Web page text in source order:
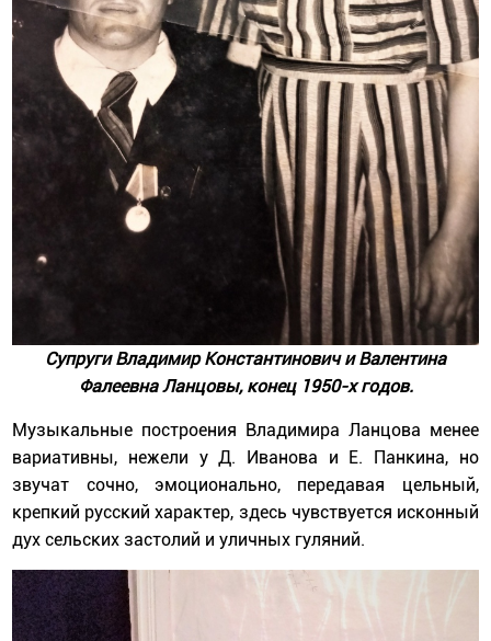
Супруги Владимир Константинович и Валентина
Фалеевна Ланцовы, конец 1950-х годов.
Музыкальные построения Владимира Ланцова менее
вариативны, нежели у Д. Иванова и Е. Панкина, но
звучат сочно, эмоционально, передавая цельный,
крепкий русский характер, здесь чувствуется исконный
дух сельских застолий и уличных гуляний.